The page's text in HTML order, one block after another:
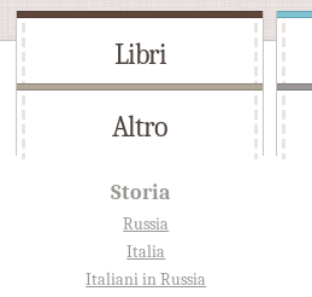
Libri
Altro
Storia
Russia
Italia
Italiani in Russia